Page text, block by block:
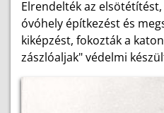
Elrendelték az
óvóhely építkezést és
kiképzést, fokozták a
zászlóaljak" védelmi